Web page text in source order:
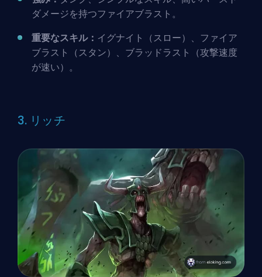
ダメージを持つファイアブラスト。
重要なスキル： イグナイト（スロー）、ファイア
ブラスト（スタン）、ブラッドラスト（攻撃速度
が速い）。
3. リッチ